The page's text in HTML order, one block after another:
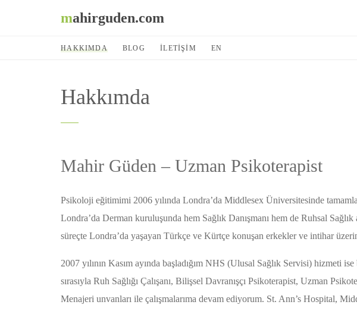
mahirguden.com
HAKKIMDA BLOG İLETİŞİM EN
Hakkımda
Mahir Güden – Uzman Psikoterapist
Psikoloji eğitimimi 2006 yılında Londra’da Middlesex Üniversitesinde
Londra’da Derman kuruluşunda hem Sağlık Danışmanı hem de Ruhsal Sağlık
süreçte Londra’da yaşayan Türkçe ve Kürtçe konuşan erkekler ve intihar
2007 yılının Kasım ayında başladığım NHS (Ulusal Sağlık Servisi) hizmeti
sırasıyla Ruh Sağlığı Çalışanı, Bilişsel Davranışçı Psikoterapist, Uzman
Menajeri unvanları ile çalışmalarıma devam ediyorum. St. Ann’s Hospital,